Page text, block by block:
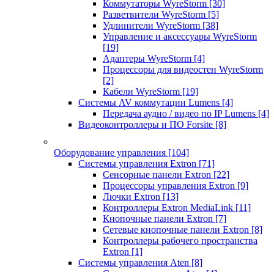
Коммутаторы WyreStorm [30]
Разветвители WyreStorm [5]
Удлинители WyreStorm [38]
Управление и аксессуары WyreStorm
[19]
Адаптеры WyreStorm [4]
Процессоры для видеостен WyreStorm
[2]
Кабели WyreStorm [19]
Системы AV коммутации Lumens [4]
Передача аудио / видео по IP Lumens [4]
Видеоконтроллеры и ПО Forsite [8]
Оборудование управления [104]
Системы управления Extron [71]
Сенсорные панели Extron [22]
Процессоры управления Extron [9]
Лючки Extron [13]
Контроллеры Extron MediaLink [11]
Кнопочные панели Extron [7]
Сетевые кнопочные панели Extron [8]
Контроллеры рабочего пространства
Extron [1]
Системы управления Aten [8]